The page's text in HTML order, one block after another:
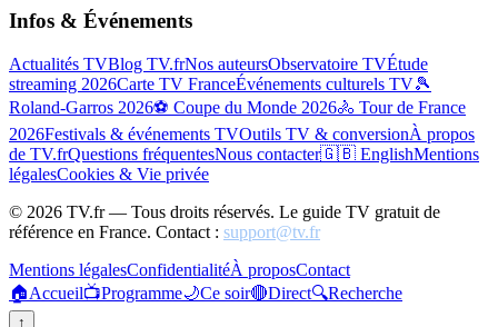
Infos & Événements
Actualités TVBlog TV.frNos auteursObservatoire TVÉtude
streaming 2026Carte TV FranceÉvénements culturels TV🎾
Roland-Garros 2026⚽ Coupe du Monde 2026🚴 Tour de France
2026Festivals & événements TVOutils TV & conversionÀ propos
de TV.frQuestions fréquentesNous contacter🇬🇧 EnglishMentions
légalesCookies & Vie privée
© 2026 TV.fr — Tous droits réservés. Le guide TV gratuit de
référence en France. Contact : support@tv.fr
Mentions légalesConfidentialitéÀ proposContact
🏠Accueil📺Programme🌙Ce soir🔴Direct🔍Recherche
↑